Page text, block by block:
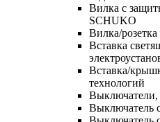
Вилка с
SCHUKO
Вилка/розетка
Вставка
Вставка/
технологий
Выключатели,
Выключатель